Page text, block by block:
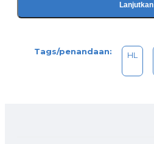
Lanjutkan
Tags/penandaan: HL